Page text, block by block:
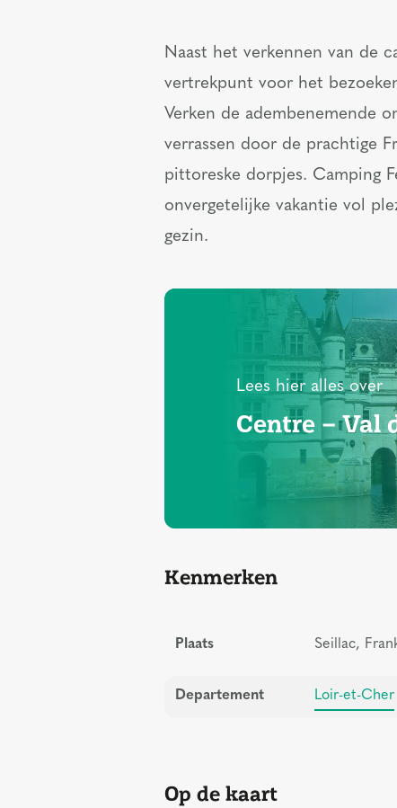
Naast het verkennen van de
vertrekpunt voor het
Verken de adembenemende
verrassen door de prachtige
pittoreske dorpjes. Camping
onvergetelijke vakantie vol
gezin.
Lees hier alles over
Centre – Val
Kenmerken
Plaats Seillac,
Departement Loir-et-Cher
Op de kaart